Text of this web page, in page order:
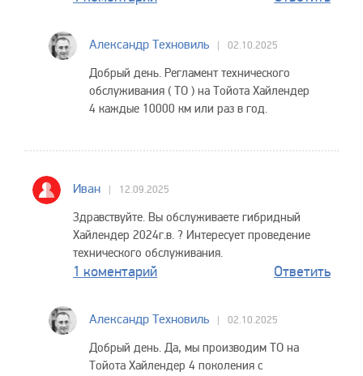
Александр Техновиль 02.10.2025
Добрый день. Регламент технического
обслуживания ( ТО ) на Тойота Хайлендер
4 каждые 10000 км или раз в год.
Иван 12.09.2025
Здравствуйте. Вы обслуживаете гибридный
Хайлендер 2024г.в. ? Интересует проведение
технического обслуживания.
1 коментарий Ответить
Александр Техновиль 02.10.2025
Добрый день. Да, мы производим ТО на
Тойота Хайлендер 4 поколения с